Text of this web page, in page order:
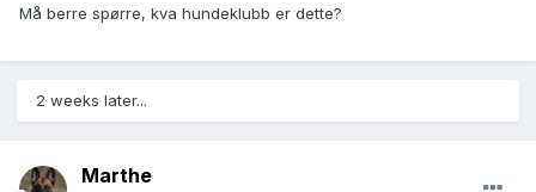
Må berre spørre, kva hundeklubb er dette?
2 weeks later...
Marthe